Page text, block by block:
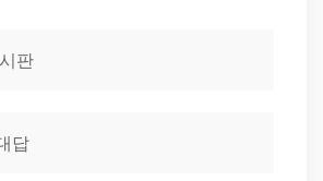
판
답